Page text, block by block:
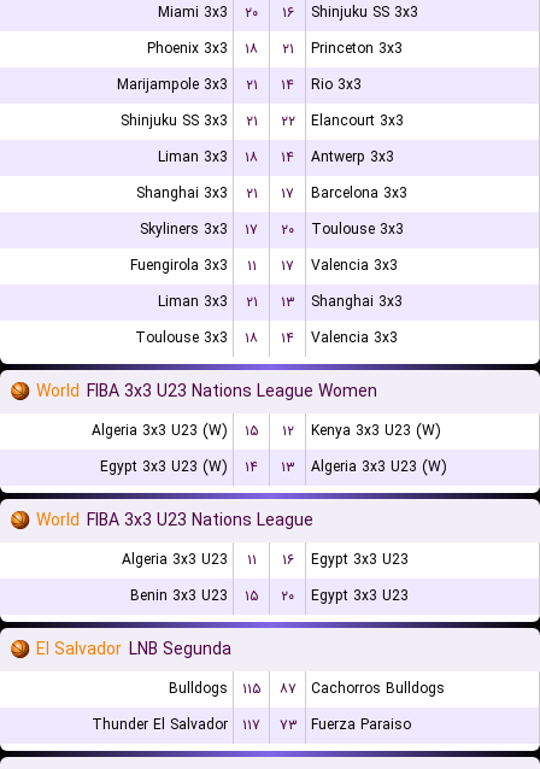
Miami 3x3
۲۰ ۱۶
Shinjuku SS 3x3
Phoenix 3x3
۱۸ ۲۱
Princeton 3x3
Marijampole 3x3
۲۱ ۱۴
Rio 3x3
Shinjuku SS 3x3
۲۱ ۲۲
Elancourt 3x3
Liman 3x3
۱۸ ۱۴
Antwerp 3x3
Shanghai 3x3
۲۱ ۱۷
Barcelona 3x3
Skyliners 3x3
۱۷ ۲۰
Toulouse 3x3
Fuengirola 3x3
۱۱ ۱۷
Valencia 3x3
Liman 3x3
۲۱ ۱۳
Shanghai 3x3
Toulouse 3x3
۱۸ ۱۴ Valencia 3x3
World FIBA 3x3 U23 Nations League Women
Algeria 3x3 U23 (W) ۱۵ ۱۲
Kenya 3x3 U23 (W)
Egypt 3x3 U23 (W)
۱۴ ۱۳ Algeria 3x3 U23 (W)
World FIBA 3x3 U23 Nations League
Algeria 3x3 U23 ۱۱ ۱۶
Egypt 3x3 U23
Benin 3x3 U23
۱۵ ۲۰ Egypt 3x3 U23
El Salvador LNB Segunda
Bulldogs ۱۱۵ ۸۷
Cachorros Bulldogs
Thunder El Salvador
۱۱۷ ۷۳ Fuerza Paraiso